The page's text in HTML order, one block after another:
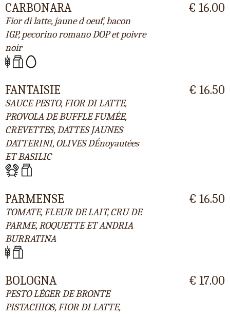
CARBONARA
Fior di latte, jaune d oeuf, bacon
IGP, pecorino romano DOP et poivre
noir
€ 16.00
FANTAISIE
SAUCE PESTO, FIOR DI LATTE,
PROVOLA DE BUFFLE FUMÉE,
CREVETTES, DATTES JAUNES
DATTERINI, OLIVES DÉnoyautées
ET BASILIC
€ 16.50
PARMENSE
TOMATE, FLEUR DE LAIT, CRU DE
PARME, ROQUETTE ET ANDRIA
BURRATINA
€ 16.50
BOLOGNA
PESTO LÉGER DE BRONTE
PISTACHIOS, FIOR DI LATTE,
€ 17.00